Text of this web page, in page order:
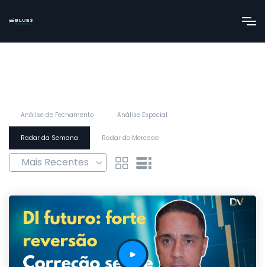
Análise de Fechamento Análise Especial
Radar da Semana Radar do Mercado